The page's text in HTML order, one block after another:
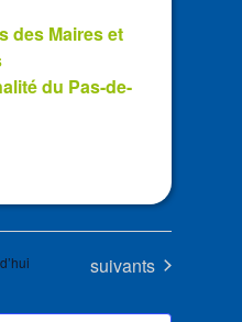
des Maires et
du Pas-de-
Évènements
suivants